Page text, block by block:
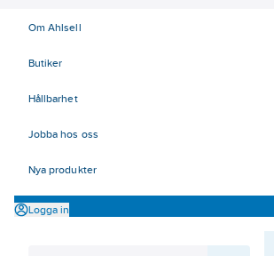
Om Ahlsell
Butiker
Hållbarhet
Jobba hos oss
Nya produkter
Logga in